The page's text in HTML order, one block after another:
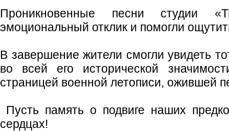
Проникновенные песни студии
эмоциональный отклик и помогли
В завершение жители смогли увидеть
во всей его исторической
страницей военной летописи, ожившей
Пусть память о подвиге наших
сердцах!